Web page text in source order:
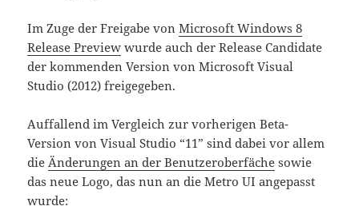
Im Zuge der Freigabe vonMicrosoft Windows 8
Release Preview wurde auch der Release Candidate
der kommenden Version von Microsoft Visual
Studio (2012) freigegeben.
Auffallend im Vergleich zur vorherigen Beta-
Version von Visual Studio “11” sind dabei vor allem
dieÄnderungen an der Benutzeroberfäche sowie
das neue Logo, das nun an die Metro UI angepasst
wurde: